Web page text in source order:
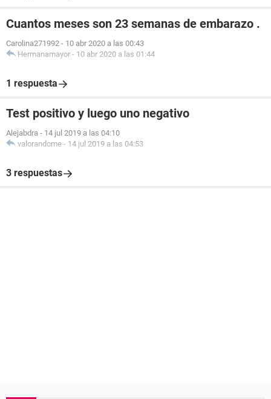
Cuantos meses son 23 semanas de embarazo .
Carolina271992 - 10 abr 2020 a las 00:43
Hermanamayor - 10 abr 2020 a las 01:44
1 respuesta
Test positivo y luego uno negativo
Alejabdra - 14 jul 2019 a las 04:10
valorandome - 14 jul 2019 a las 04:53
3 respuestas